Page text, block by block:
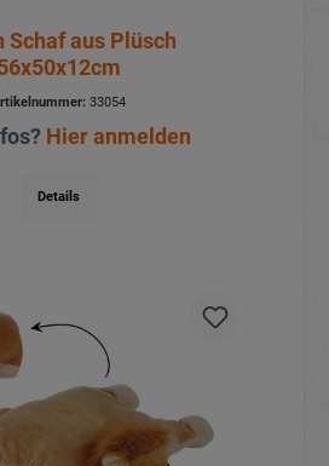
Schaf aus Plüsch
33054
Hier anmelden
Details